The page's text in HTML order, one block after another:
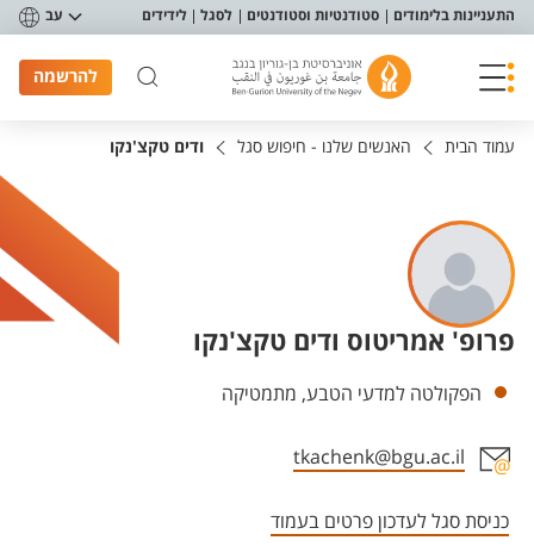
תפריט נגישות
התעניינות בלימודים סטודנטיות וסטודנטים לסגל לידידים עב
להרשמה
עמוד הבית האנשים שלנו - חיפוש סגל ודים טקצ'נקו
פרופ' אמריטוס ודים טקצ'נקו
יחידותהפקולטה למדעי הטבע, מתמטיקה
tkachenk@bgu.ac.il
כניסת סגל לעדכון פרטים בעמוד